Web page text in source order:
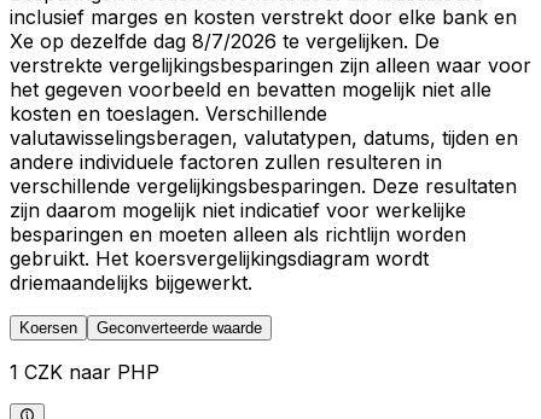
inclusief marges en kosten verstrekt door elke bank en
Xe op dezelfde dag 8/7/2026 te vergelijken. De
verstrekte vergelijkingsbesparingen zijn alleen waar voor
het gegeven voorbeeld en bevatten mogelijk niet alle
kosten en toeslagen. Verschillende
valutawisselingsberagen, valutatypen, datums, tijden en
andere individuele factoren zullen resulteren in
verschillende vergelijkingsbesparingen. Deze resultaten
zijn daarom mogelijk niet indicatief voor werkelijke
besparingen en moeten alleen als richtlijn worden
gebruikt. Het koersvergelijkingsdiagram wordt
driemaandelijks bijgewerkt.
Koersen Geconverteerde waarde
1 CZK naar PHP